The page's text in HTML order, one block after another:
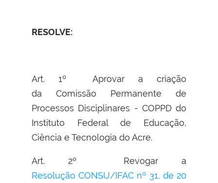
RESOLVE:
Art. 1º Aprovar a criação
da Comissão Permanente de
Processos Disciplinares - COPPD do
Instituto Federal de Educação,
Ciência e Tecnologia do Acre.
Art. 2º Revogar a
Resolução CONSU/IFAC nº 31, de 20